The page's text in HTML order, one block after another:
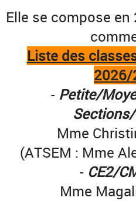
Elle se compose
Liste des
2026/
- Petite/
Mme
(ATSEM : Mme
- CE2/
Mme